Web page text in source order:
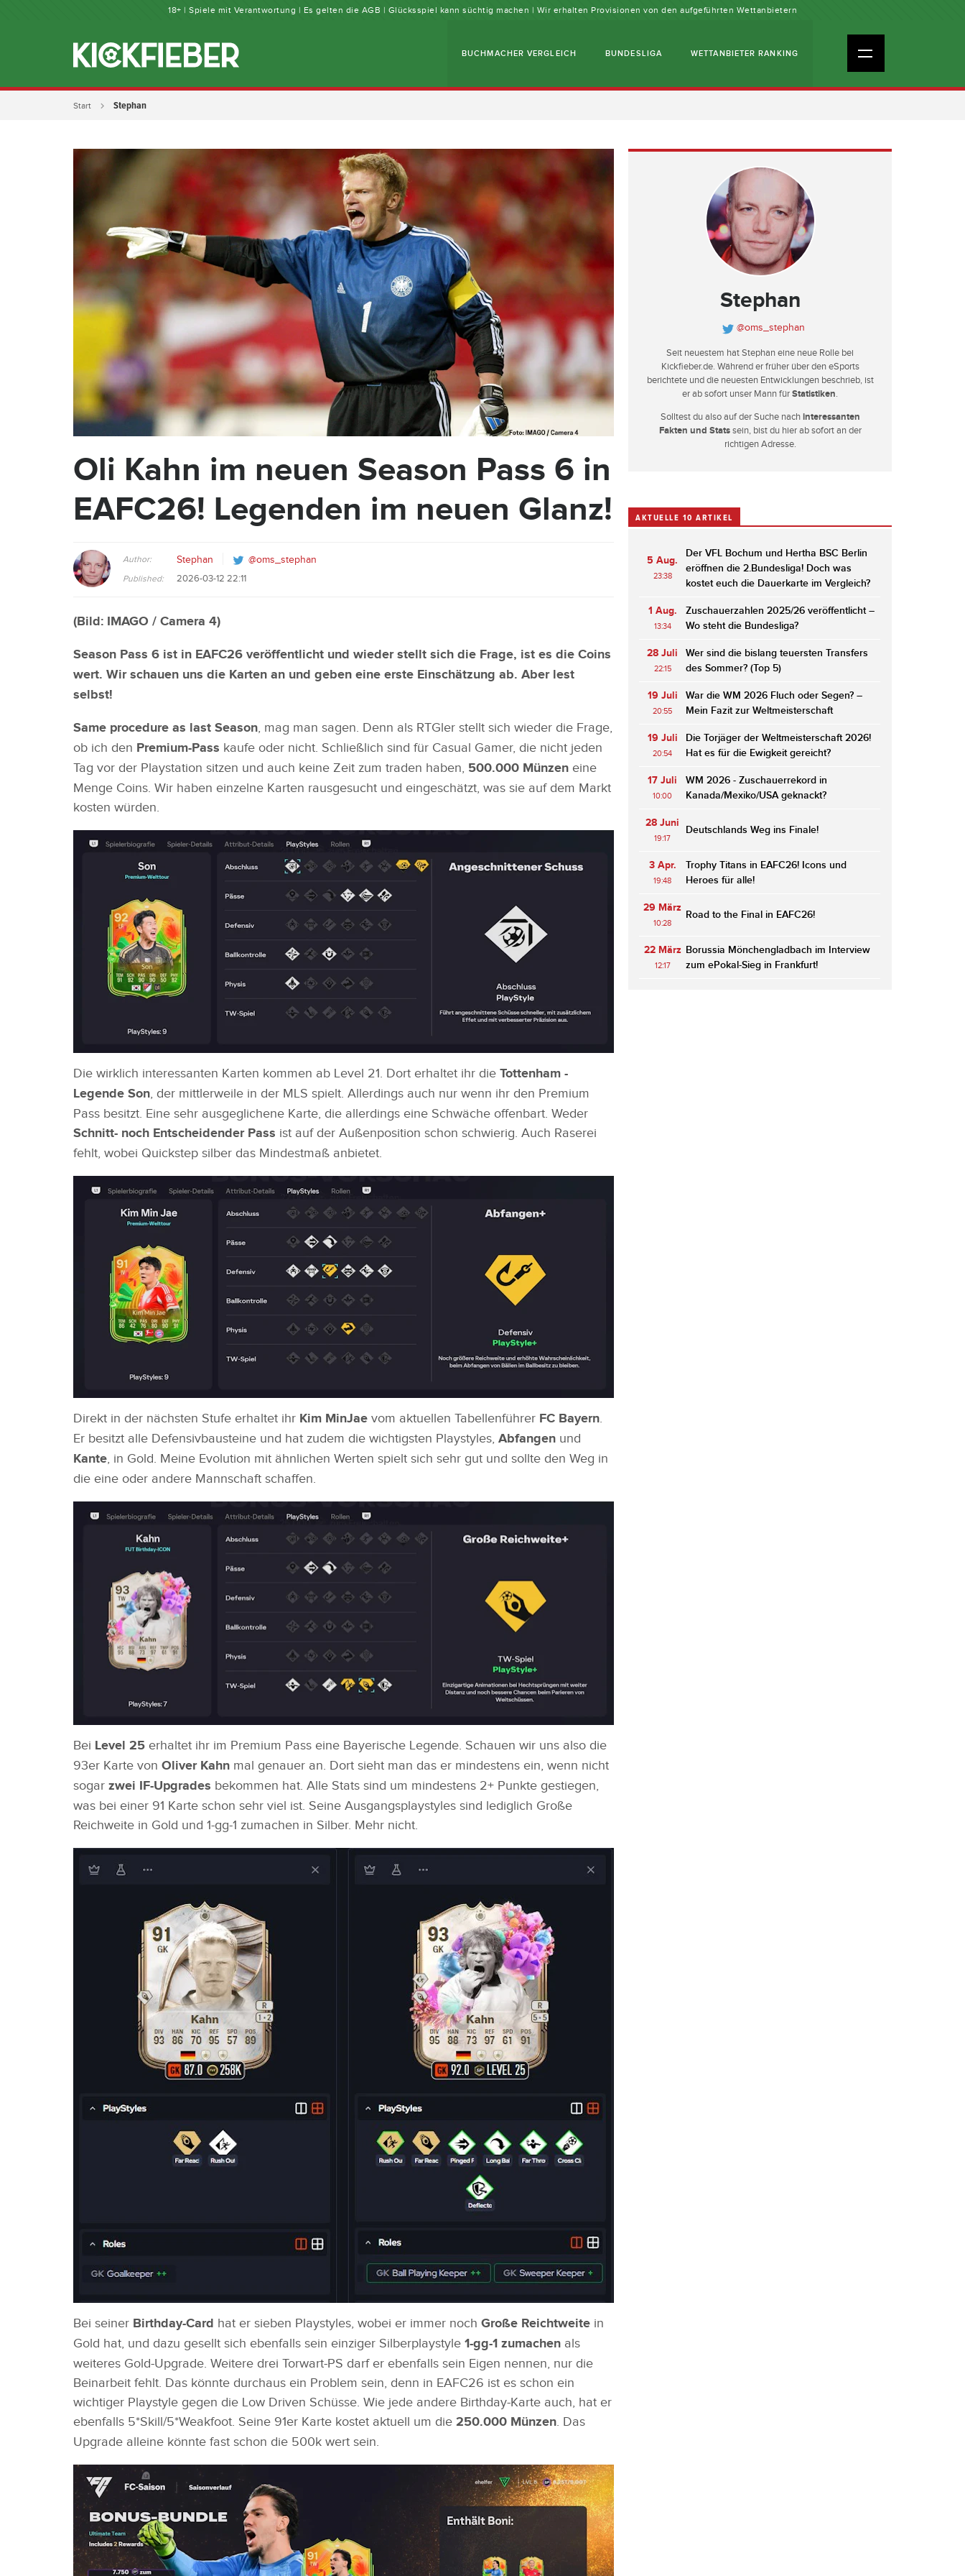
18+ | Spiele mit Verantwortung | Es gelten die AGB | Glücksspiel kann süchtig machen | Wir erhalten Provisionen von den aufgeführten Wettanbietern
BUCHMACHER VERGLEICH BUNDESLIGA WETTANBIETER RANKING
Start Stephan
Oli Kahn im neuen Season Pass 6 in
EAFC26! Legenden im neuen Glanz!
Author: Stephan @oms_stephan
Published: 2026-03-12 22:11
(Bild: IMAGO / Camera 4)
Season Pass 6 ist in EAFC26 veröffentlicht und wieder stellt sich die Frage, ist es die Coins
wert. Wir schauen uns die Karten an und geben eine erste Einschätzung ab. Aber lest
selbst!
Same procedure as last Season, mag man sagen. Denn als RTGler stellt sich wieder die Frage,
ob ich den Premium-Pass kaufe oder nicht. Schließlich sind für Casual Gamer, die nicht jeden
Tag vor der Playstation sitzen und auch keine Zeit zum traden haben, 500.000 Münzen eine
Menge Coins. Wir haben einzelne Karten rausgesucht und eingeschätzt, was sie auf dem Markt
kosten würden.
Die wirklich interessanten Karten kommen ab Level 21. Dort erhaltet ihr die Tottenham -
Legende Son, der mittlerweile in der MLS spielt. Allerdings auch nur wenn ihr den Premium
Pass besitzt. Eine sehr ausgeglichene Karte, die allerdings eine Schwäche offenbart. Weder
Schnitt- noch Entscheidender Pass ist auf der Außenposition schon schwierig. Auch Raserei
fehlt, wobei Quickstep silber das Mindestmaß anbietet.
Direkt in der nächsten Stufe erhaltet ihr Kim MinJae vom aktuellen Tabellenführer FC Bayern.
Er besitzt alle Defensivbausteine und hat zudem die wichtigsten Playstyles, Abfangen und
Kante, in Gold. Meine Evolution mit ähnlichen Werten spielt sich sehr gut und sollte den Weg in
die eine oder andere Mannschaft schaffen.
Bei Level 25 erhaltet ihr im Premium Pass eine Bayerische Legende. Schauen wir uns also die
93er Karte von Oliver Kahn mal genauer an. Dort sieht man das er mindestens ein, wenn nicht
sogar zwei IF-Upgrades bekommen hat. Alle Stats sind um mindestens 2+ Punkte gestiegen,
was bei einer 91 Karte schon sehr viel ist. Seine Ausgangsplaystyles sind lediglich Große
Reichweite in Gold und 1-gg-1 zumachen in Silber. Mehr nicht.
Bei seiner Birthday-Card hat er sieben Playstyles, wobei er immer noch Große Reichtweite in
Gold hat, und dazu gesellt sich ebenfalls sein einziger Silberplaystyle 1-gg-1 zumachen als
weiteres Gold-Upgrade. Weitere drei Torwart-PS darf er ebenfalls sein Eigen nennen, nur die
Beinarbeit fehlt. Das könnte durchaus ein Problem sein, denn in EAFC26 ist es schon ein
wichtiger Playstyle gegen die Low Driven Schüsse. Wie jede andere Birthday-Karte auch, hat er
ebenfalls 5*Skill/5*Weakfoot. Seine 91er Karte kostet aktuell um die 250.000 Münzen. Das
Upgrade alleine könnte fast schon die 500k wert sein.
Stephan
@oms_stephan
Seit neuestem hat Stephan eine neue Rolle bei
Kickfieber.de. Während er früher über den eSports
berichtete und die neuesten Entwicklungen beschrieb, ist
er ab sofort unser Mann fürStatistiken.
Solltest du also auf der Suche nachinteressanten
Fakten und Statssein, bist du hier ab sofort an der
richtigen Adresse.
AKTUELLE 10 ARTIKEL
5 Aug.
23:38
Der VFL Bochum und Hertha BSC Berlin
eröffnen die 2.Bundesliga! Doch was
kostet euch die Dauerkarte im Vergleich?
1 Aug.
13:34
Zuschauerzahlen 2025/26 veröffentlicht –
Wo steht die Bundesliga?
28 Juli
22:15
Wer sind die bislang teuersten Transfers
des Sommer? (Top 5)
19 Juli
20:55
War die WM 2026 Fluch oder Segen? –
Mein Fazit zur Weltmeisterschaft
19 Juli
20:54
Die Torjäger der Weltmeisterschaft 2026!
Hat es für die Ewigkeit gereicht?
17 Juli
10:00
WM 2026 - Zuschauerrekord in
Kanada/Mexiko/USA geknackt?
28 Juni
19:17
Deutschlands Weg ins Finale!
3 Apr.
19:48
Trophy Titans in EAFC26! Icons und
Heroes für alle!
29 März
10:28
Road to the Final in EAFC26!
22 März
12:17
Borussia Mönchengladbach im Interview
zum ePokal-Sieg in Frankfurt!